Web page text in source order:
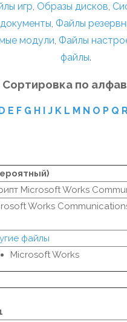
игр, Образы дисков,
, Файлы
модули, Файлы
файлы.
Сортировка по
E F G H I J K L M N O P Q
Microsoft Works
Works
файлы
Microsoft Works